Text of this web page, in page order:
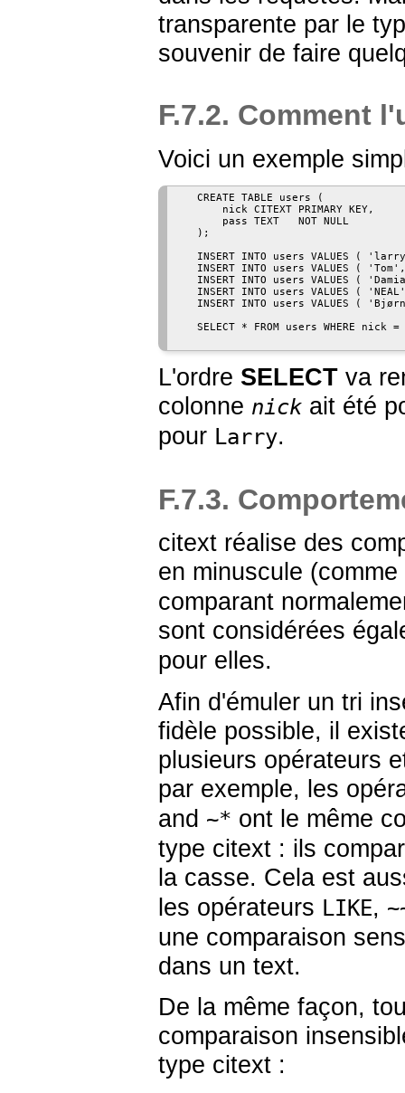
transparente par le
souvenir de faire
F.7.2. Comment
Voici un exemple
   CREATE TABLE users (
       nick CITEXT PRIMARY KEY,
       pass TEXT   NOT NULL
   );
INSERT INTO users VALUES (
INSERT INTO users VALUES (
INSERT INTO users VALUES (
INSERT INTO users VALUES (
INSERT INTO users VALUES (
SELECT * FROM users WHERE nick =
L'ordre SELECT va
colonne nick ait été
pour Larry.
F.7.3.
citext réalise des
en minuscule
comparant
sont considérées
pour elles.
Afin d'émuler un tri
fidèle possible, il
plusieurs opérateurs
par exemple, les
and ~* ont le même
type citext : ils
la casse. Cela est
les opérateurs LIKE,
une comparaison
dans un text.
De la même façon,
comparaison
type citext :